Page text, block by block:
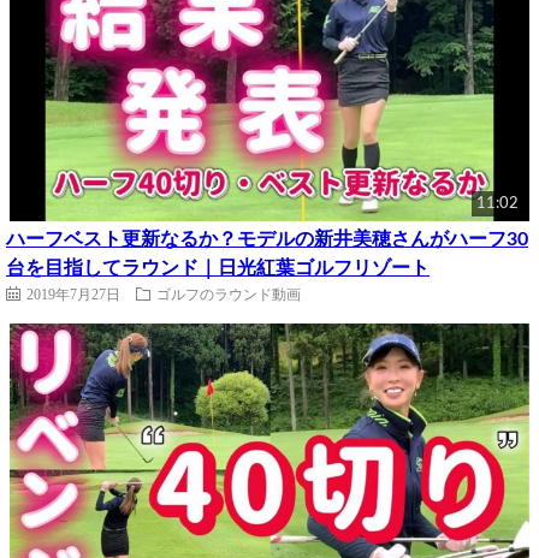
11:02
ハーフベスト更新なるか？モデルの新井美穂さんがハーフ30
台を目指してラウンド｜日光紅葉ゴルフリゾート
2019年7月27日 ゴルフのラウンド動画